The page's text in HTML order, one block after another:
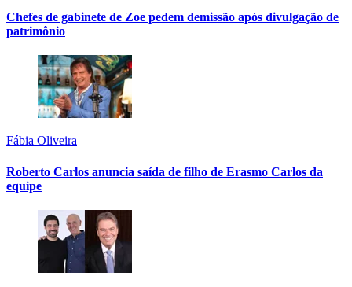
Chefes de gabinete de Zoe pedem demissão após divulgação de
patrimônio
Fábia Oliveira
Roberto Carlos anuncia saída de filho de Erasmo Carlos da
equipe